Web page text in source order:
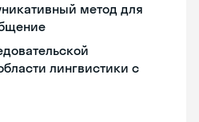
метод для
лингвистики с